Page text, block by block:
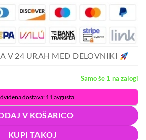
stranke
V 24 URAH MED DELOVNIKI
Samo še 1 na zalogi
dostava: 11 avgusta
V KOŠARICO
KUPI TAKOJ